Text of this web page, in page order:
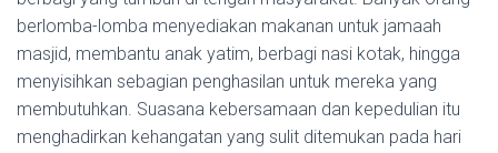
berlomba-lomba menyediakan makanan untuk jamaah
masjid, membantu anak yatim, berbagi nasi kotak, hingga
menyisihkan sebagian penghasilan untuk mereka yang
membutuhkan. Suasana kebersamaan dan kepedulian itu
menghadirkan kehangatan yang sulit ditemukan pada hari